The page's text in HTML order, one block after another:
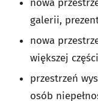
nowa
galerii,
nowa
większej
przestrzeń
osób